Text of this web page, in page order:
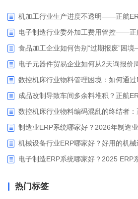
成品改制导致车间多余料堆积？正航
制造业ERP系统哪家好？2026年制造
机械设备行业ERP哪家好？好用的机
电子制造ERP系统哪家好？2025 ERP
热门标签